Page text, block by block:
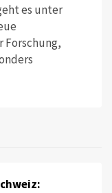
es unter
Forschung,